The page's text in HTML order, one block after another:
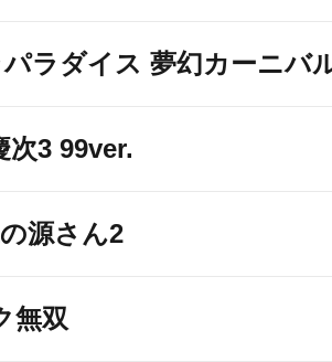
ラダイス 夢幻カーニバ
次3 99ver.
源さん2
無双